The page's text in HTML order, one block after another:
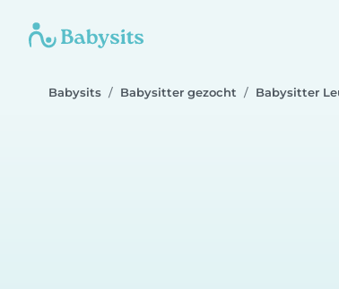
Babysits Babysitter gezocht Babysitter